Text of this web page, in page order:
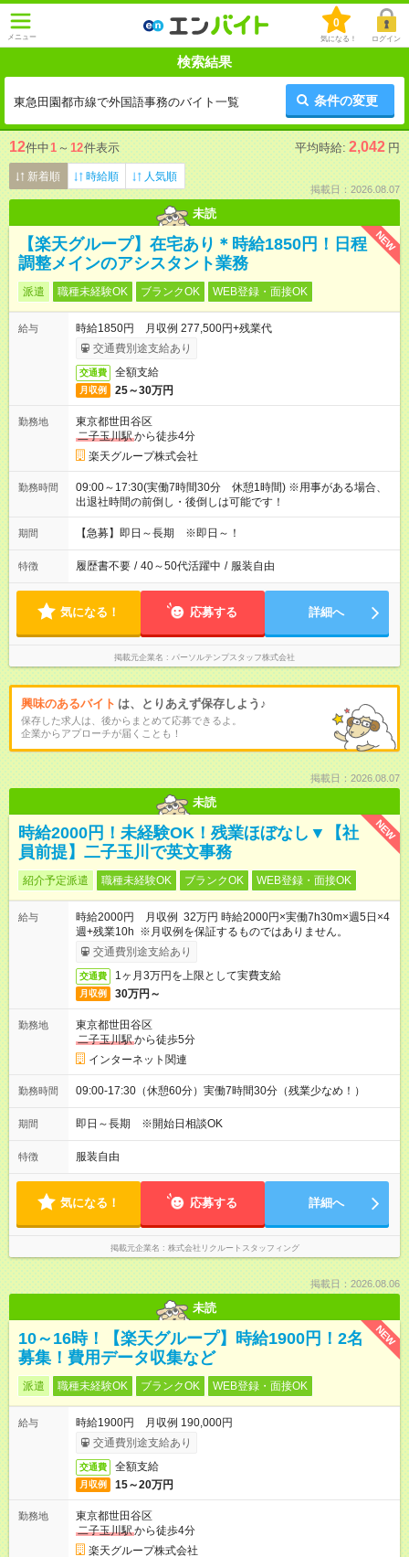
メニュー
0
気になる！ ログイン
検索結果
東急田園都市線で外国語事務のバイト一覧 条件の変更
12件中1 ～ 12件表示 平均時給: 2,042 円
新着順 時給順 人気順
掲載日：2026.08.07
未読
NEW
【楽天グループ】在宅あり＊時給1850円！日程
調整メインのアシスタント業務
派遣 職種未経験OK ブランクOK WEB登録・面接OK
給与
時給1850円 月収例 277,500円+残業代
交通費別途支給あり
交通費 全額支給
月収例 25～30万円
勤務地
東京都世田谷区
二子玉川駅から徒歩4分
楽天グループ株式会社
勤務時間
09:00～17:30(実働7時間30分 休憩1時間) ※用事がある場合、
出退社時間の前倒し・後倒しは可能です！
期間 【急募】即日～長期 ※即日～！
特徴 履歴書不要 / 40～50代活躍中 / 服装自由
気になる！ 応募する 詳細へ
掲載元企業名 パーソルテンプスタッフ株式会社
興味のあるバイト は、とりあえず保存しよう♪
保存した求人は、後からまとめて応募できるよ。
企業からアプローチが届くことも！
掲載日：2026.08.07
未読
NEW
時給2000円！未経験OK！残業ほぼなし▼【社
員前提】二子玉川で英文事務
紹介予定派遣 職種未経験OK ブランクOK WEB登録・面接OK
給与
時給2000円 月収例 32万円 時給2000円×実働7h30m×週5日×4
週+残業10h ※月収例を保証するものではありません。
交通費別途支給あり
交通費 1ヶ月3万円を上限として実費支給
月収例 30万円～
勤務地
東京都世田谷区
二子玉川駅から徒歩5分
インターネット関連
勤務時間 09:00-17:30（休憩60分）実働7時間30分（残業少なめ！）
期間 即日～長期 ※開始日相談OK
特徴 服装自由
気になる！ 応募する 詳細へ
掲載元企業名 株式会社リクルートスタッフィング
掲載日：2026.08.06
未読
NEW
10～16時！【楽天グループ】時給1900円！2名
募集！費用データ収集など
派遣 職種未経験OK ブランクOK WEB登録・面接OK
給与
時給1900円 月収例 190,000円
交通費別途支給あり
交通費 全額支給
月収例 15～20万円
勤務地
東京都世田谷区
二子玉川駅から徒歩4分
楽天グループ株式会社